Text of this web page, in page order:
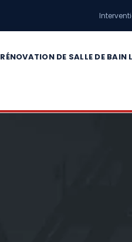
RÉNOVATION DE SALLE DE BAIN